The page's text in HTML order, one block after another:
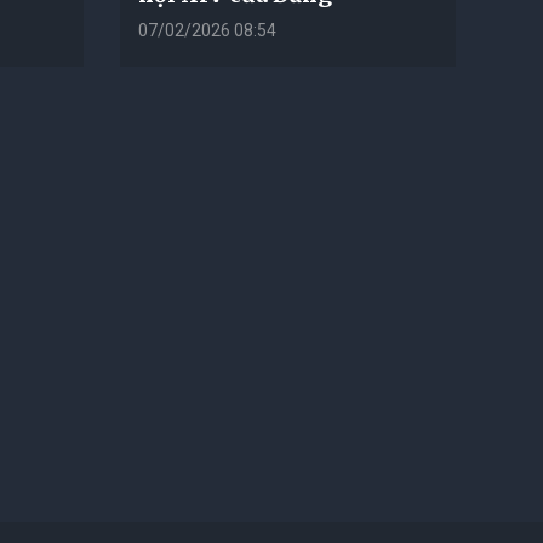
07/02/2026 08:54